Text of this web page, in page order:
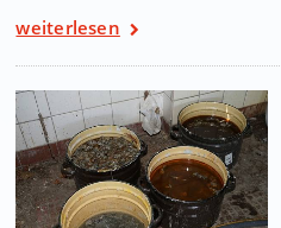
weiterlesen